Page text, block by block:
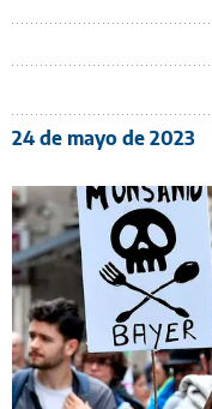
24 de mayo de 2023